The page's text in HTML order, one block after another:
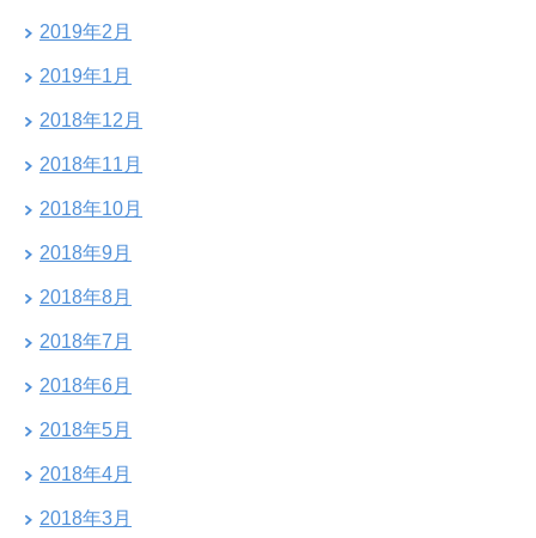
2019年2月
2019年1月
2018年12月
2018年11月
2018年10月
2018年9月
2018年8月
2018年7月
2018年6月
2018年5月
2018年4月
2018年3月